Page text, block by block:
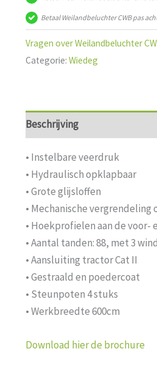
Betaal Weilandbeluchter CWB pas
Vragen over Weilandbeluchter
Categorie: Wiedeg
Beschrijving
• Instelbare veerdruk
• Hydraulisch opklapbaar
• Grote glijsloffen
• Mechanische vergrendeling
• Hoekprofielen aan de voor-
• Aantal tanden: 88, met 3
• Aansluiting tractor Cat II
• Gestraald en poedercoat
• Steunpoten 4 stuks
• Werkbreedte 600cm
Download hier de brochure